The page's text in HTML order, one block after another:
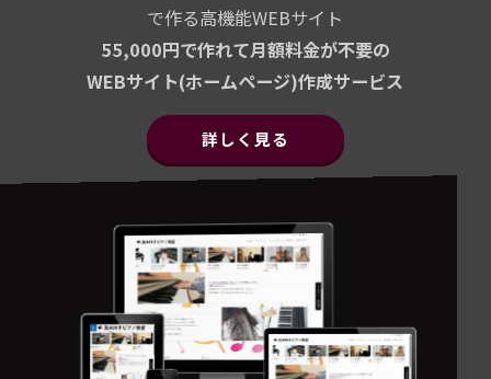
で作る高機能WEBサイト
55,000円で作れて月額料金が不要の
WEBサイト(ホームページ)作成サービス
詳しく見る